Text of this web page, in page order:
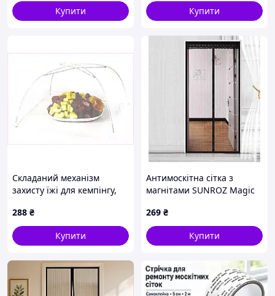
Купити
Купити
Складаний механізм
захисту їжі для кемпінгу,
288 ₴
Купити
Антимоскітна сітка з
магнітами SUNROZ Magic
(SUN3850)
269 ₴
Купити